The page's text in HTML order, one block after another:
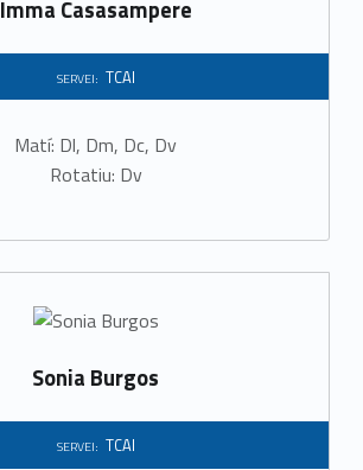
Imma Casasampere
SERVEI: TCAI
Matí: Dl, Dm, Dc, Dv
Rotatiu: Dv
Sonia Burgos
SERVEI: TCAI